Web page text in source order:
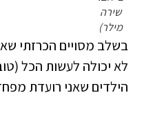
שירה
מילר)
בשלב מסויים הכרזתי
לא יכולה לעשות הכל
הילדים שאני רועדת